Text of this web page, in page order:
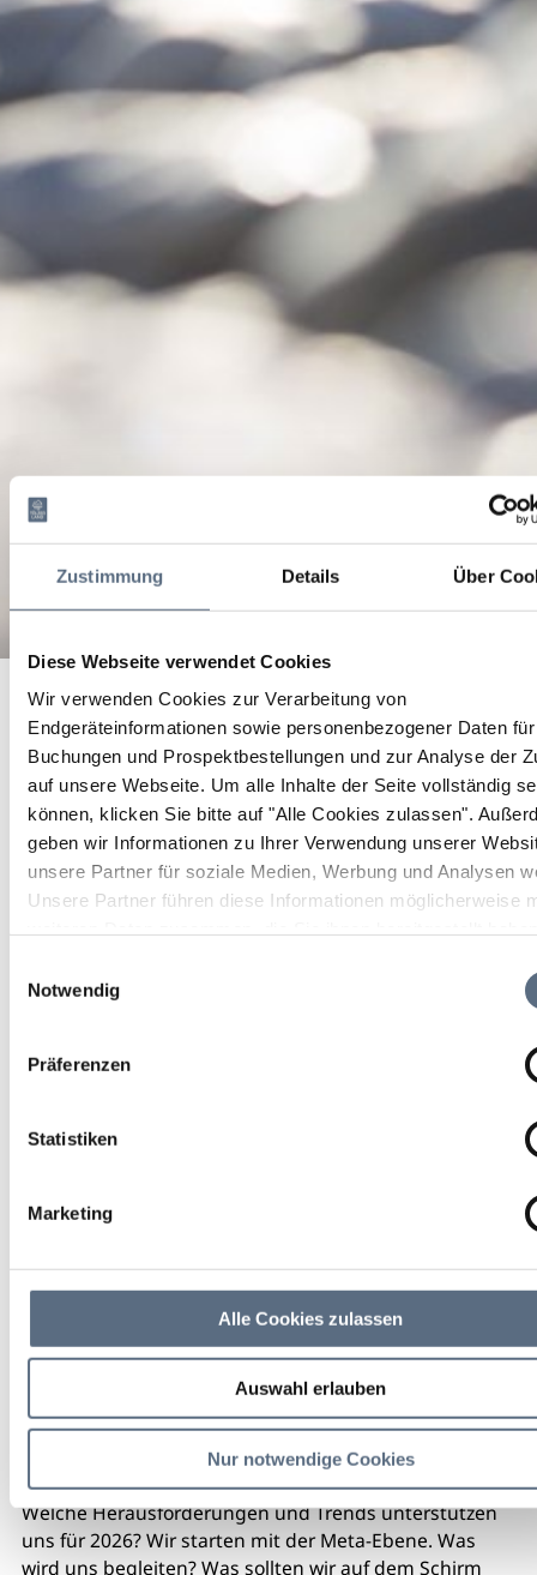
Zustimmung Details Über
Diese Webseite verwendet Cookies
Wir verwenden Cookies zur Verarbeitung von
Endgeräteinformationen sowie personenbezogener Daten
Buchungen und Prospektbestellungen und zur Analyse der
auf unsere Webseite. Um alle Inhalte der Seite vollständig
können, klicken Sie bitte auf "Alle Cookies zulassen".
geben wir Informationen zu Ihrer Verwendung unserer
unsere Partner für soziale Medien, Werbung und Analysen
Unsere Partner führen diese Informationen möglicherweise
Notwendig
Präferenzen
Statistiken
Marketing
Alle Cookies zulassen
Auswahl erlauben
Nur notwendige Cookies
GO Netzwerken 233 | MARKETING 2026
GO Netzwerken 233 |
MARKETING 2026
Vortrag/Lesung/Vorführung
23 Sep 2026
weitere Veranstaltungsinfos
Kalendereintrag Empfehlen Teilen
Regionale, digitale & emotionale Trends von Social
Welche Herausforderungen und Trends unterstützen
uns für 2026? Wir starten mit der Meta-Ebene. Was
wird uns begleiten? Was sollten wir auf dem Schirm